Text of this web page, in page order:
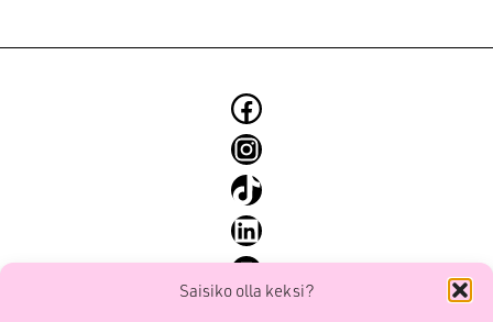
Saisiko olla keksi?
Facebook
Instagram
TikTok
LinkedIn
YouTube